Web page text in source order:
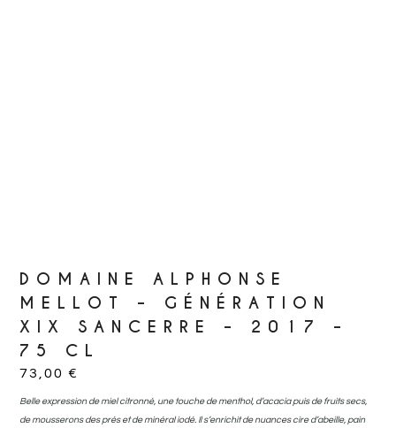
DOMAINE ALPHONSE
MELLOT – GÉNÉRATION
XIX SANCERRE – 2017 –
75 CL
73,00€
Belle expression de miel citronné, une touche de menthol, d’acacia puis de fruits secs,
de mousserons des prés et de minéral iodé. Il s’enrichit de nuances cire d’abeille, pain